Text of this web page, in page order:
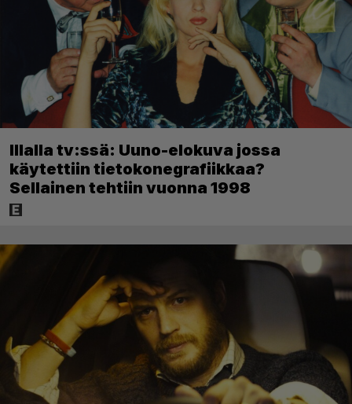
Illalla tv:ssä: Uuno-elokuva jossa
käytettiin tietokonegrafiikkaa?
Sellainen tehtiin vuonna 1998